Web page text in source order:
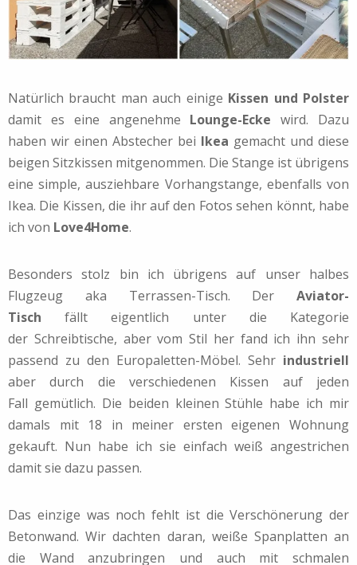
Natürlich braucht man auch einige Kissen und Polster
damit es eine angenehme Lounge-Ecke wird. Dazu
haben wir einen Abstecher bei Ikea gemacht und diese
beigen Sitzkissen mitgenommen. Die Stange ist übrigens
eine simple, ausziehbare Vorhangstange, ebenfalls von
Ikea. Die Kissen, die ihr auf den Fotos sehen könnt, habe
ich von Love4Home.
Besonders stolz bin ich übrigens auf unser halbes
Flugzeug aka Terrassen-Tisch. Der Aviator-
Tisch fällt eigentlich unter die Kategorie
der Schreibtische, aber vom Stil her fand ich ihn sehr
passend zu den Europaletten-Möbel. Sehr industriell
aber durch die verschiedenen Kissen auf jeden
Fall gemütlich. Die beiden kleinen Stühle habe ich mir
damals mit 18 in meiner ersten eigenen Wohnung
gekauft. Nun habe ich sie einfach weiß angestrichen
damit sie dazu passen.
Das einzige was noch fehlt ist die Verschönerung der
Betonwand. Wir dachten daran, weiße Spanplatten an
die Wand anzubringen und auch mit schmalen